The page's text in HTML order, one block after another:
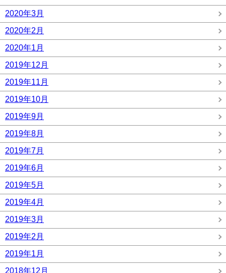
2020年3月
2020年2月
2020年1月
2019年12月
2019年11月
2019年10月
2019年9月
2019年8月
2019年7月
2019年6月
2019年5月
2019年4月
2019年3月
2019年2月
2019年1月
2018年12月